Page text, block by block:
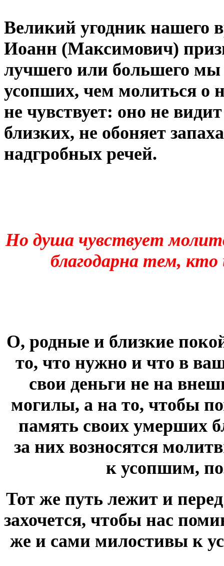
Великий угодник нашего
Иоанн (Максимович)
лучшего или большего мы
усопших, чем молиться о
не чувствует: оно не
близких, не обоняет
надгробных речей.
Но душа чувствует
благодарна тем, кто
О, родные и близкие
то, что нужно и что в
свои деньги не на
могилы, а на то, чтобы
память своих умерших
за них возносятся
к усопшим,
Тот же путь лежит и
захочется, чтобы нас
же и сами милостивы к